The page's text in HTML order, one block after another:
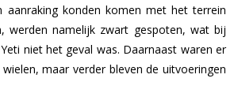
aanraking konden komen met het terrein
werden namelijk zwart gespoten, wat bij
niet het geval was. Daarnaast waren er
maar verder bleven de uitvoeringen